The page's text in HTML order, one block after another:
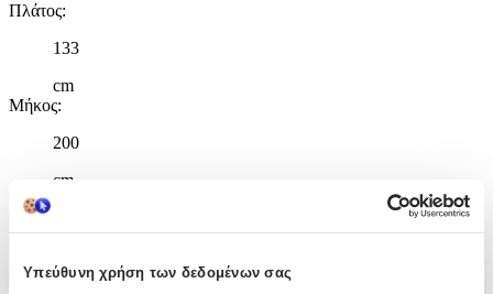
Υπεύθυνη χρήση των δεδομένων σας
Πλάτος:
133
cm
Μήκος:
200
cm
Χαρακτηριστικά
+